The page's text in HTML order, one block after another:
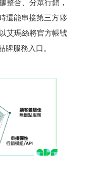
整合、分眾行銷，
還能串接第三方夥
艾瑪絲將官方帳號
牌服務入口。